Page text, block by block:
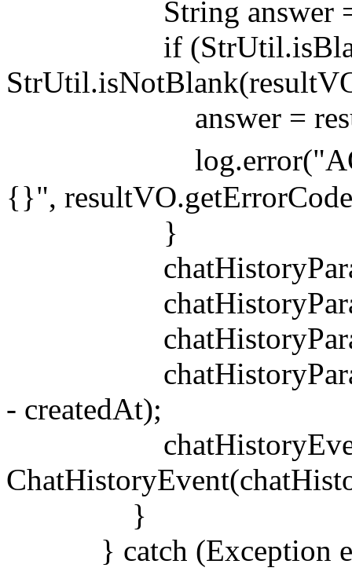
String answer =
if
answer =
log.error("AOne
{}",
}
- createdAt);
}
} catch (Exception